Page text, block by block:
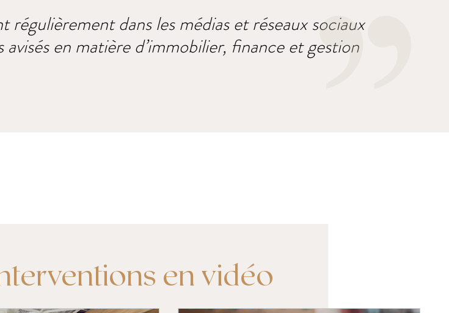
dans les médias et réseaux sociaux
en matière d’immobilier, finance et gestion
en vidéo